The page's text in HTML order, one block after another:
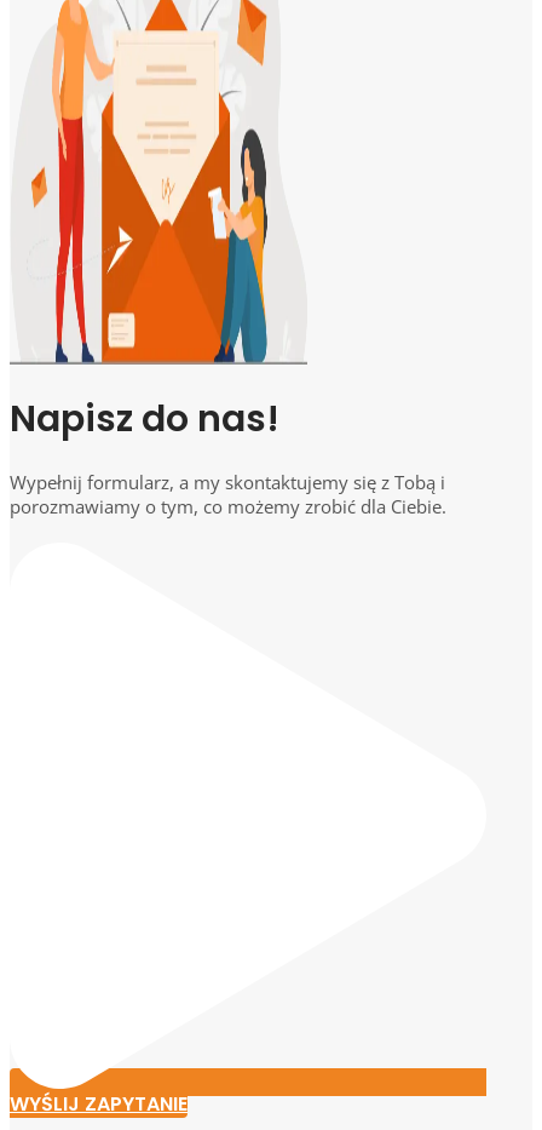
Napisz do nas!
Wypełnij formularz, a my skontaktujemy się z Tobą i
porozmawiamy o tym, co możemy zrobić dla Ciebie.
WYŚLIJ ZAPYTANIE